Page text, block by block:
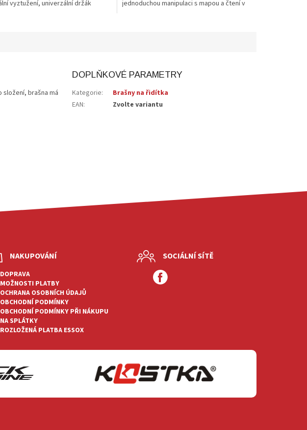
vyztužení, univerzální držák
jednoduchou manipulaci s mapou a čtení v
brašna má
DOPLŇKOVÉ PARAMETRY
Kategorie:
Brašny na řidítka
EAN: Zvolte variantu
NAKUPOVÁNÍ
DOPRAVA
MOŽNOSTI PLATBY
OCHRANA OSOBNÍCH ÚDAJŮ
OBCHODNÍ PODMÍNKY
OBCHODNÍ PODMÍNKY PŘI NÁKUPU
NA SPLÁTKY
ROZLOŽENÁ PLATBA ESSOX
SOCIÁLNÍ SÍTĚ